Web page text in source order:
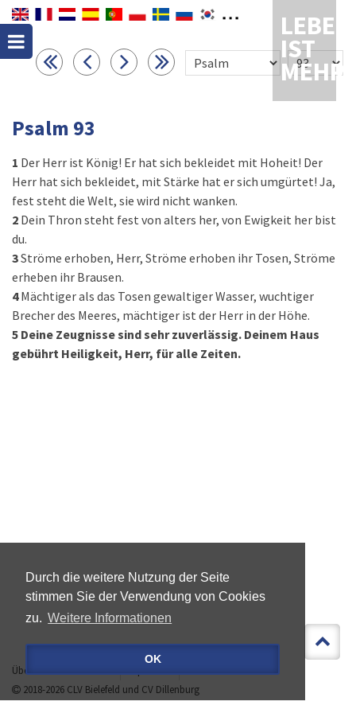
Durch die weitere Nutzung der Seite
stimmen Sie der Verwendung von Cookies
zu. Weitere Informationen
OK
LEBEN
IST
MEHR
Psalm 93
1 Der Herr ist König! Er hat sich bekleidet mit Hoheit! Der
Herr hat sich bekleidet, mit Stärke hat er sich umgürtet! Ja,
fest steht die Welt, sie wird nicht wanken.
2 Dein Thron steht fest von alters her, von Ewigkeit her bist
du.
3Ströme erhoben, Herr, Ströme erhoben ihr Tosen, Ströme
erheben ihr Brausen.
4 Mächtiger als das Tosen gewaltiger Wasser, wuchtiger
Brecher des Meeres, mächtiger ist der Herr in der Höhe.
5 Deine Zeugnisse sind sehr zuverlässig. Deinem Haus
gebührt Heiligkeit, Herr, für alle Zeiten.
Über »LEBEN IST MEHR«
2018-2026 CLV Bielefeld und CV Dillenburg